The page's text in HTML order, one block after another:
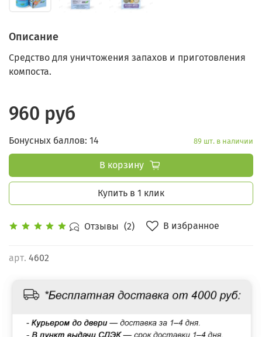
Отзывы (2) В избранное
арт. 4602
Описание
Средство для уничтожения запахов и приготовления
компоста.
960 руб
Бонусных баллов: 14 89 шт. в наличии
В корзину
Купить в 1 клик